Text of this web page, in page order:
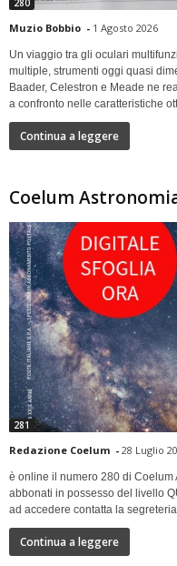
280
Muzio Bobbio - 1 Agosto 2026
Un viaggio tra gli oculari
multiple, strumenti oggi quasi
Baader, Celestron e Meade ne
a confronto nelle caratteristiche
Continua a leggere
Coelum
281
Redazione Coelum - 28 Luglio
è online il numero 280 di Coelum
abbonati in possesso del livello
ad accedere contatta la
Continua a leggere